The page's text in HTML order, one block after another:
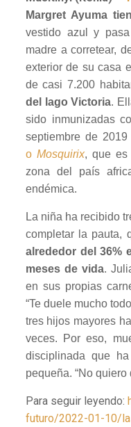
Margret Ayuma
vestido azul y
madre a corretear,
exterior de su casa
de casi 7.200
del lago Victoria.
sido inmunizadas
septiembre de
o Mosquirix, que es
zona del país
endémica.
La niña ha recibido
completar la pauta,
alrededor del 36%
meses de vida.
en sus propias
“Te duele mucho
tres hijos mayores
veces. Por eso,
disciplinada que
pequeña. “No quiero
Para seguir leyendo:
futuro/2022-01-10/